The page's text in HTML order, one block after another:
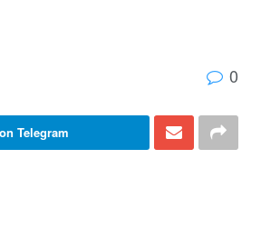
0
Telegram